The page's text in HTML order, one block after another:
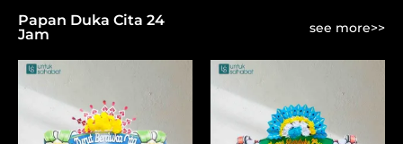
Papan Duka Cita 24
Jam
see more>>